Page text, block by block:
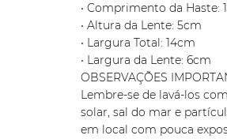
• Comprimento da Haste:
• Altura da Lente: 5cm
• Largura Total: 14cm
• Largura da Lente: 6cm
OBSERVAÇÕES
Lembre-se de lavá-los
solar, sal do mar e
em local com pouca